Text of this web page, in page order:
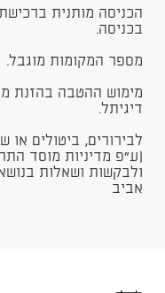
הכניסה מותנית
בכניסה.
מספר המקומות מוגבל.
מימוש ההטבה בהזנת
דיגיתל.
לבירורים, ביטולים או
(ע"פ מדיניות מוסד
ולבקשות ושאלות
אביב